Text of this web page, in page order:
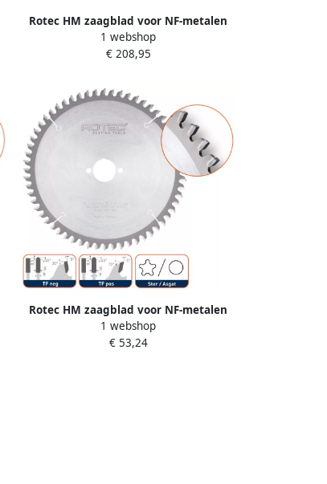
Rotec HM zaagblad voor NF-metalen
ø400x4 0x30mm Z=96 TF pos 5550075
1 webshop
€ 208,95
Rotec HM zaagblad voor NF-metalen
ø150x2 8x20mm Z=42 TF neg 5551005
1 webshop
€ 53,24